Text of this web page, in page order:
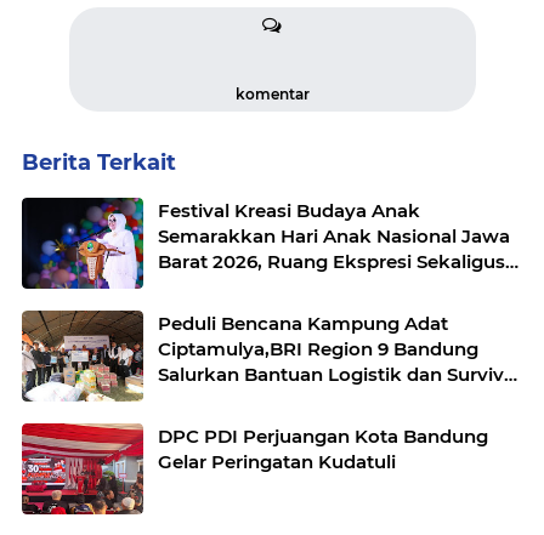
komentar
Berita Terkait
Festival Kreasi Budaya Anak
Semarakkan Hari Anak Nasional Jawa
Barat 2026, Ruang Ekspresi Sekaligus
Peduli Bencana Kampung Adat
Ciptamulya,BRI Region 9 Bandung
Salurkan Bantuan Logistik dan Survival
DPC PDI Perjuangan Kota Bandung
Gelar Peringatan Kudatuli